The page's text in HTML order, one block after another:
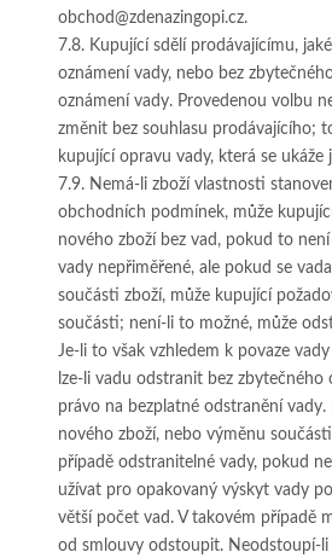
obchod@zdenazingopi.cz.
7.8. Kupující sdělí prodávajícímu,
oznámení vady, nebo bez
oznámení vady. Provedenou volbu
změnit bez souhlasu prodávajícího;
kupující opravu vady, která se ukáže
7.9. Nemá-li zboží vlastnosti
obchodních podmínek, může
nového zboží bez vad, pokud to
vady nepřiměřené, ale pokud se
součásti zboží, může kupující
součásti; není-li to možné, může
Je-li to však vzhledem k povaze
lze-li vadu odstranit bez zbytečného
právo na bezplatné odstranění vady.
nového zboží, nebo výměnu
případě odstranitelné vady, pokud
užívat pro opakovaný výskyt vady
větší počet vad. V takovém případě
od smlouvy odstoupit. Neodstoupí-